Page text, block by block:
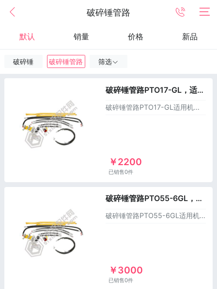
破碎锤管路
默认 销量 价格 新品
破碎锤 破碎锤管路 筛选
破碎锤管路PTO17-GL，适用于洋马挖掘机
破碎锤管路PTO17-GL适用机型：洋马VIO17挖掘机以上价格不含运费。
￥2200
已销售0件
破碎锤管路PTO55-6GL，适用于洋马挖掘机
破碎锤管路PTO55-6GL适用机型：洋马VIO55-6挖掘机以上价格不含运费。
￥3000
已销售0件